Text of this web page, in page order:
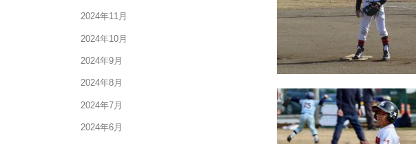
2024年11月
2024年10月
2024年9月
2024年8月
2024年7月
2024年6月